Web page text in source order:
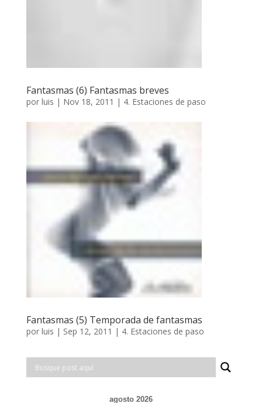
Fantasmas (6) Fantasmas breves
por luis | Nov 18, 2011 | 4. Estaciones de paso
Fantasmas (5) Temporada de fantasmas
por luis | Sep 12, 2011 | 4. Estaciones de paso
agosto 2026